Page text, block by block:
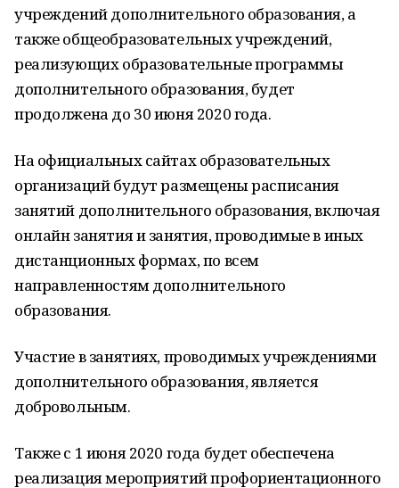
учреждений дополнительного образования, а
также общеобразовательных учреждений,
реализующих образовательные программы
дополнительного образования, будет
продолжена до 30 июня 2020 года.
На официальных сайтах образовательных
организаций будут размещены расписания
занятий дополнительного образования, включая
онлайн занятия и занятия, проводимые в иных
дистанционных формах, по всем
направленностям дополнительного
образования.
Участие в занятиях, проводимых учреждениями
дополнительного образования, является
добровольным.
Также с 1 июня 2020 года будет обеспечена
реализация мероприятий профориентационного